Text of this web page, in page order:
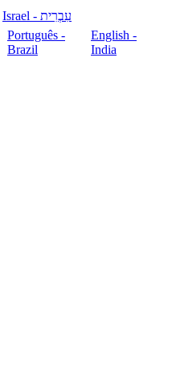
עִבְרִית - Israel
Português -
Brazil
English -
India